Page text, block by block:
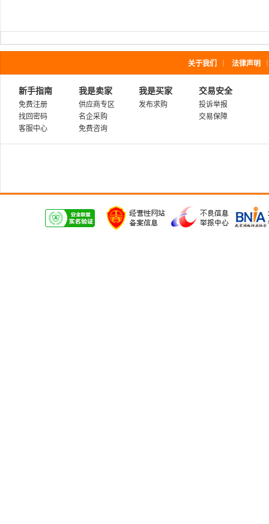
关于我们 法律声明
新手指南
免费注册
找回密码
客服中心
我是卖家
供应商专区
名企采购
免费咨询
我是买家
发布求购
交易安全
投诉举报
交易保障